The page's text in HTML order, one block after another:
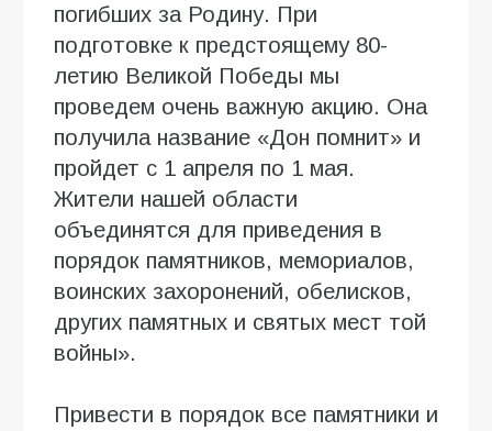
погибших за Родину. При
подготовке к предстоящему 80-
летию Великой Победы мы
проведем очень важную акцию. Она
получила название «Дон помнит» и
пройдет с 1 апреля по 1 мая.
Жители нашей области
объединятся для приведения в
порядок памятников, мемориалов,
воинских захоронений, обелисков,
других памятных и святых мест той
войны».
Привести в порядок все памятники и